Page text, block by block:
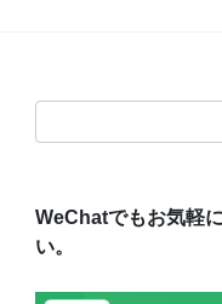
WeChatでもお気軽
い。